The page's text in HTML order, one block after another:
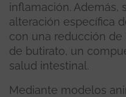
inflamación. Además,
alteración específica
con una reducción de
de butirato, un
salud intestinal.
Mediante modelos